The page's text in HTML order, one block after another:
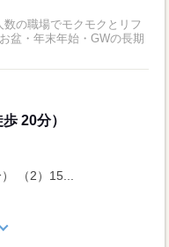
の職場でモクモクとリフ
20分）
（2）15...